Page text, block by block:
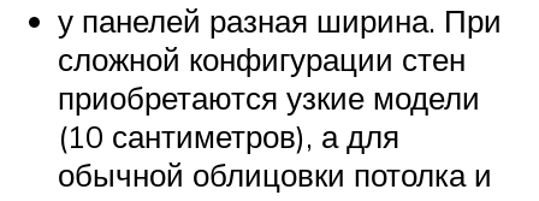
у панелей разная ширина. При
сложной конфигурации стен
приобретаются узкие модели
(10 сантиметров), а для
обычной облицовки потолка и